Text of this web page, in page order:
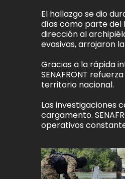
El hallazgo se dio
días como parte del
dirección al
evasivas, arrojaron
Gracias a la rápida
SENAFRONT
territorio nacional.
Las investigaciones
cargamento.
operativos